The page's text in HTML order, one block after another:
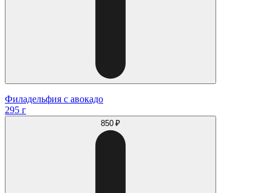
Филадельфия с авокадо
295 г
850 ₽